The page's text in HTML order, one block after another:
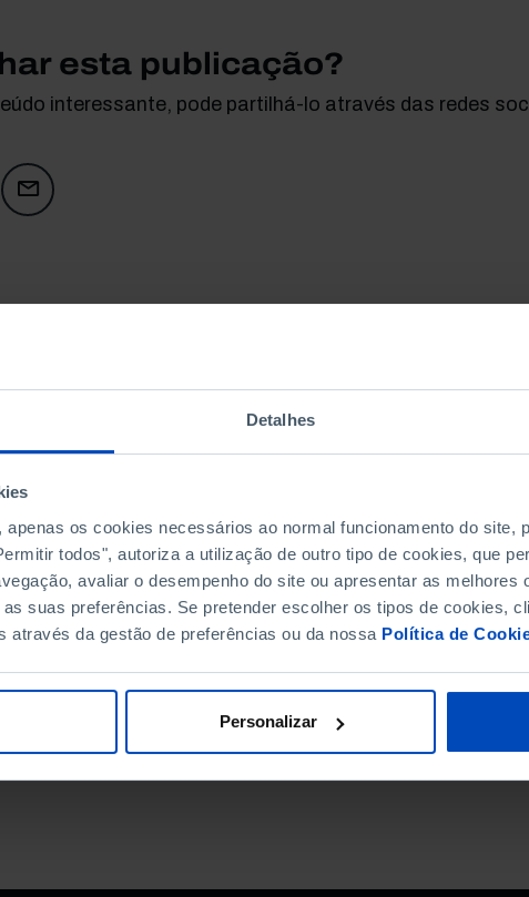
Detalhes
apenas os cookies necessários ao normal funcionamento do site,
todos", autoriza a utilização de outro tipo de cookies, que
avaliar o desempenho do site ou apresentar as melhores
suas preferências. Se pretender escolher os tipos de cookies,
através da gestão de preferências ou da nossa Política de
Personalizar
esta publicação?
interessante, pode partilhá-lo através das redes
DATA DE FIM